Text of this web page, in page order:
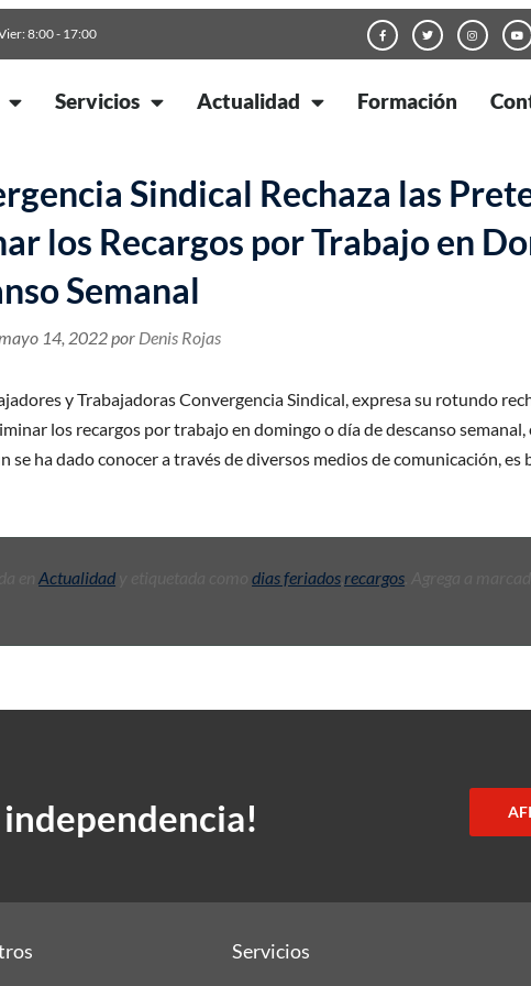
8:00 - 17:00
Servicios Actualidad Formación
Sindical Rechaza las
los Recargos por Trabajo en
Semanal
14, 2022por Denis Rojas
y Trabajadoras Convergencia Sindical, expresa su rotundo
los recargos por trabajo en domingo o día de descanso semanal,
se ha dado conocer a través de diversos medios de comunicación, es
Actualidad y etiquetada comodias feriados recargos . Agrega a
Servicios